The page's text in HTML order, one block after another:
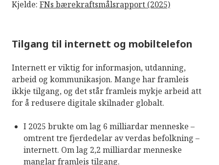
Kjelde: FNs bærekraftsmålsrapport (2025)
Tilgang til internett og mobiltelefon
Internett er viktig for informasjon, utdanning,
arbeid og kommunikasjon. Mange har framleis
ikkje tilgang, og det står framleis mykje arbeid att
for å redusere digitale skilnader globalt.
I 2025 brukte om lag 6 milliardar menneske –
omtrent tre fjerdedelar av verdas befolkning –
internett. Om lag 2,2 milliardar menneske
manglar framleis tilgang.